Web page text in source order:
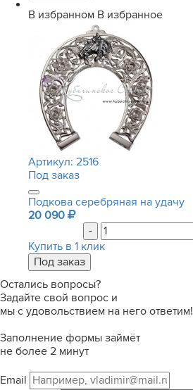
В избранном В избранное
Артикул: 2516
Под заказ
Подкова серебряная на удачу
20 090
-
Купить в 1 клик
Остались вопросы?
Задайте свой вопрос и
мы с удовольствием на него ответим!
Заполнение формы займёт
не более 2 минут
Email